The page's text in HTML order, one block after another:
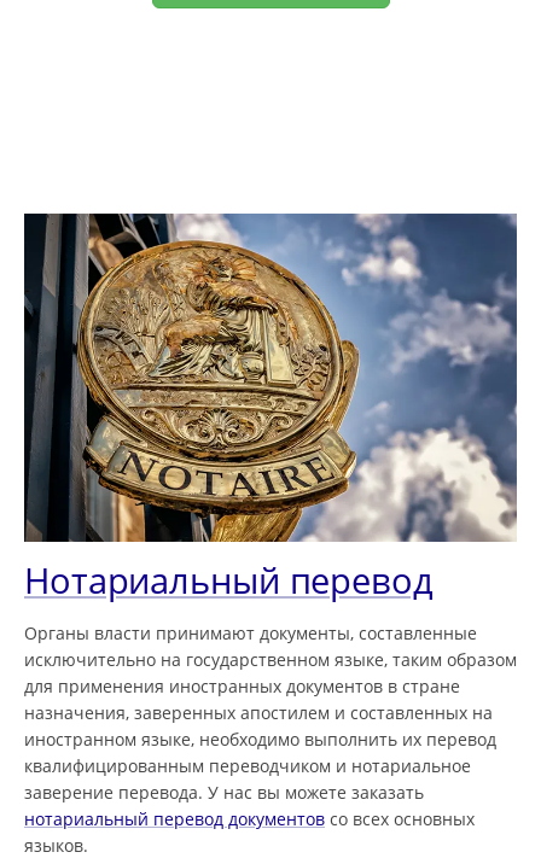
Нотариальный перевод
Органы власти принимают документы, составленные
исключительно на государственном языке, таким образом
для применения иностранных документов в стране
назначения, заверенных апостилем и составленных на
иностранном языке, необходимо выполнить их перевод
квалифицированным переводчиком и нотариальное
заверение перевода. У нас вы можете заказать
нотариальный перевод документов со всех основных
языков.